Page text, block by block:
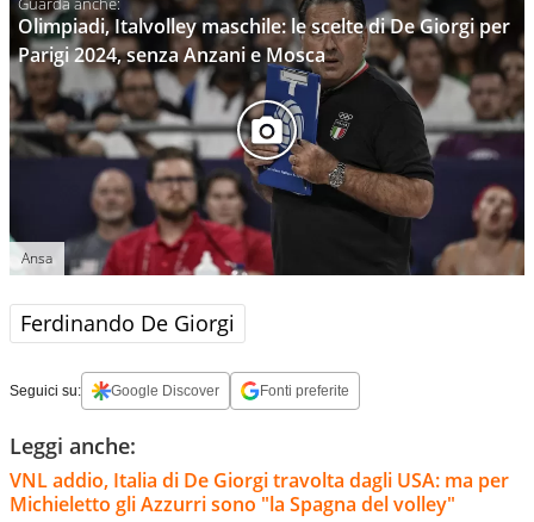
Olimpiadi, Italvolley maschile: le scelte di De Giorgi per
Parigi 2024, senza Anzani e Mosca
Ansa
Ferdinando De Giorgi
Seguici su: Google Discover Fonti preferite
Leggi anche:
VNL addio, Italia di De Giorgi travolta dagli USA: ma per
Michieletto gli Azzurri sono "la Spagna del volley"